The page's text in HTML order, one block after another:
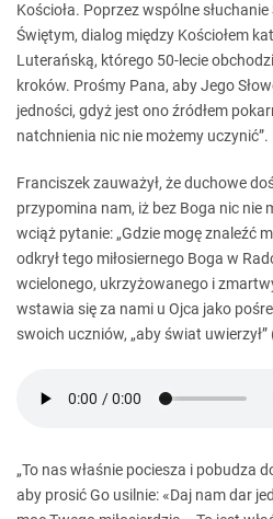
Kościoła. Poprzez wspólne
Świętym, dialog między Kościołem
Luterańską, którego 50-lecie
kroków. Prośmy Pana, aby Jego
jedności, gdyż jest ono źródłem
natchnienia nic nie możemy uczynić”.
Franciszek zauważył, że duchowe
przypomina nam, iż bez Boga nic nie
wciąż pytanie: „Gdzie mogę znaleźć
odkrył tego miłosiernego Boga w
wcielonego, ukrzyżowanego i
wstawia się za nami u Ojca jako
swoich uczniów, „aby świat uwierzył”
„To nas właśnie pociesza i pobudza
aby prosić Go usilnie: «Daj nam dar